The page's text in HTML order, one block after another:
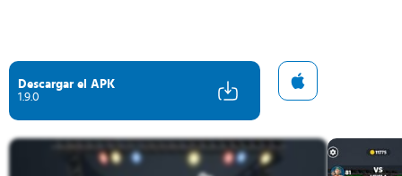
Descargar el APK
1.9.0